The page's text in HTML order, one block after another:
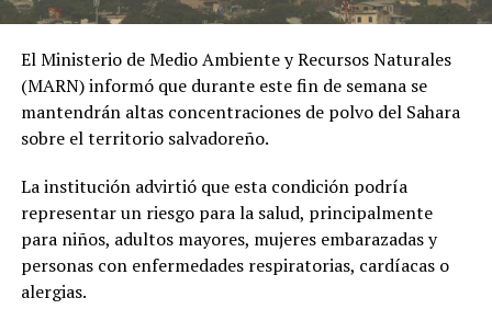
UP NEXT
Accidentes de tránsito dejan seis lesionados en
Comalapa y San Miguel
DON'T MISS
Condenan a francés tras la muerte de su novia
embarazada atacada por su pitbull
19 años señalada de
extorsionar al hombre
con quien sostuvo una
relación
extramatrimonial, a
quien amenazaba con
exponer material íntimo
y contarle a su esposa
El Ministerio de Medio Ambiente y Recursos Naturales
(MARN) informó que durante este fin de semana se
mantendrán altas concentraciones de polvo del Sahara
sobre el territorio salvadoreño.
La institución advirtió que esta condición podría
representar un riesgo para la salud, principalmente
para niños, adultos mayores, mujeres embarazadas y
personas con enfermedades respiratorias, cardíacas o
alergias.